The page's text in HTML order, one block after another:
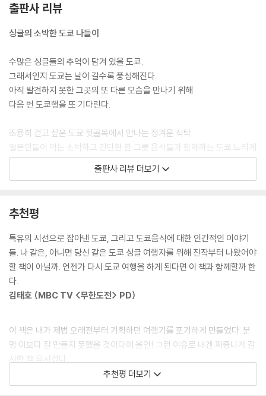
--- p.83, <날카로운 첫인상의 추억 오챠즈케>
서 타닥타닥 듣기 좋은 소리로 볶이며 저절로 입맛을 자극하던 그것. 하지
만 조금 어색한 그 분위기에서 젓가락으로 면을 들어 후루룩거리며 먹는
모습은 아무리 생각해봐도 로맨틱과는 거리가 멀었다. 그리고 잠깐의 침묵
동안 나는 머릿속으로 엉뚱한 계획을 세우고 있었다. ‘내년 이맘 때 또 도쿄
--- p.102, <4월 이야기 야끼소바> 중에서
사람이 북적대지 않는 평범한 주택가 역에 일단 내려, 역 주변을 어슬렁거
리거나 골목을 굽이굽이 걸어가다 보면 아줌마들 자전거가 나란히 세워져
있는 슈퍼마켓이나 상점가가 나온다. 힘든 여행 일정에 아무리 지쳤어도
다고 채소를 구경하고, 슈퍼마켓 육류코너를 유심히 들여다보는 나를 그
--- p.130, <내가 편애하는 동네 델리세트> 중에서
쇼핑 가방이 적당히 무거웠졌을 때쯤이면 어느새 점심시간이 되어 있다.
그때가 되면 어김없이 포장마차로 달려가 타코야끼 한 팩을 산다. 초콜릿
색 소스와 마요네즈가 X선을 그리고 있는 타코야끼 위에 소복이 뿌려진 초
가 동시에 뜨거워지며, 통통한 문어가 입 안에서 춤을 춘다.
--- p.167, <한낮의 맥주타임 타코야끼>
인연이란 참 묘하다. 한 번으로 끝날 것 같은 그 만남이 몇 년 후 또 한 번 반
복되었으니까. 그 도쿄 여행 몇 년 후, 서울 대형서점 일본 서적코너를 구경
출판사 리뷰
싱글의 소박한 도쿄 나들이
수많은 싱글들의 추억이 담겨 있을 도쿄.
그래서인지 도쿄는 날이 갈수록 풍성해진다.
아직 발견하지 못한 그곳의 또 다른 모습을 만나기 위해
다음 번 도쿄행을 또 기다린다.
조용히 걷고 싶은 도쿄 뒷골목에서 만나는 정겨운 식탁
일본인들이 먹는 소박하고 간단한 한 그릇 음식들과 함께하는 도쿄 느리게
걷기 여행. 도쿄 여행의 추억어린 잔잔한 에피소드들과 함께 간편하고 저
렴하게, 그리고 맛있게 먹을 수 있는 도쿄의 정겨운 한 그릇 음식을 소개한
싱글 여행자를 위한 도쿄에서의 한 끼, <도쿄 싱글 식탁>
도쿄 여행과 맛있는 건 좋아하지만 아쉽게도 길치인 안타까운 싱글 여행객
을 위해, 맛은 물론이고 혼자서도 맘 편히 들어갈 수 있는 식당, 지도를 미
워하고 약도와 친하지 않은 여행자라도 쉽게 찾을 수 있는 곳, 혼자 온 손님
을 무심한 듯 반겨주는 도쿄의 다정한 식탁을 찾아보았다. 그러는 동안 자
연스레 떠오른 도쿄에서의 추억들. 그 모든 얘기들엔 어김없이 인간미 폴
가깝지만 먼 여행지 도쿄는 아무리 봐도 마음을 표현하는 데 서툰 도시다.
그래서일까, 도쿄는 가끔 우리에게 몸으로 말을 건다.
그리고 그 어리둥절한 아픔 이후 우리는 조금씩 달라져 있다.
빈틈 없어 보여도 허점투성이,
하지만 그 허점을 꽁꽁 싸매고 무표정으로 가장한 도시.
출판사 리뷰 더보기
추천평
특유의 시선으로 잡아낸 도쿄, 그리고 도쿄음식에 대한 인간적인 이야기
들. 나 같은, 아니면 당신 같은 도쿄 싱글 여행자를 위해 진작부터 나왔어야
할 책이 아닐까. 언젠가 다시 도쿄 여행을 하게 된다면 이 책과 함께할까 한
다.
김태호 (MBC TV <무한도전> PD)
이 책은 내가 제법 오래전부터 기획하던 여행기를 포기하게 만들었다. 분
명 이보다 잘 만들지 못했을 것이다에 올인! 그런 이유로 내겐 짜증나게 감
사한 책 되시겠다.
신정구 (시트콤 <안녕, 프란체스카>, 영화 <작업의 정석> 시나리오 작
가)
추천평 더보기